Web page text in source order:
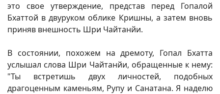
это свое утверждение, представ перед Гопалой
Бхаттой в двуруком облике Кришны, а затем вновь
приняв внешность Шри Чайтанйи.
В состоянии, похожем на дремоту, Гопал Бхатта
услышал слова Шри Чайтанйи, обращенные к нему:
"Ты встретишь двух личностей, подобных
драгоценным каменьям, Рупу и Санатана. Я наделю